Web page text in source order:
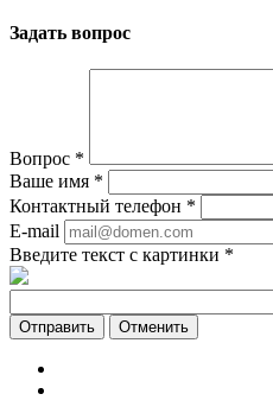
Задать вопрос
Вопрос *
Ваше имя *
Контактный телефон *
E-mail
Введите текст с картинки *
Отменить